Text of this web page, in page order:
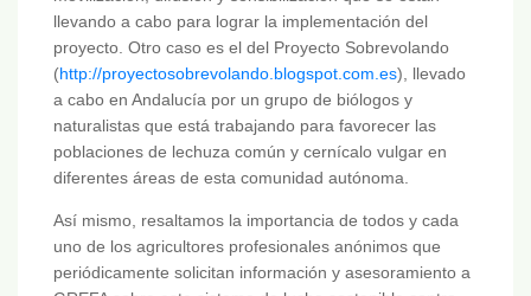
llevando a cabo para lograr la implementación del
proyecto. Otro caso es el del Proyecto Sobrevolando
(http://proyectosobrevolando.blogspot.com.es), llevado
a cabo en Andalucía por un grupo de biólogos y
naturalistas que está trabajando para favorecer las
poblaciones de lechuza común y cernícalo vulgar en
diferentes áreas de esta comunidad autónoma.
Así mismo, resaltamos la importancia de todos y cada
uno de los agricultores profesionales anónimos que
periódicamente solicitan información y asesoramiento a